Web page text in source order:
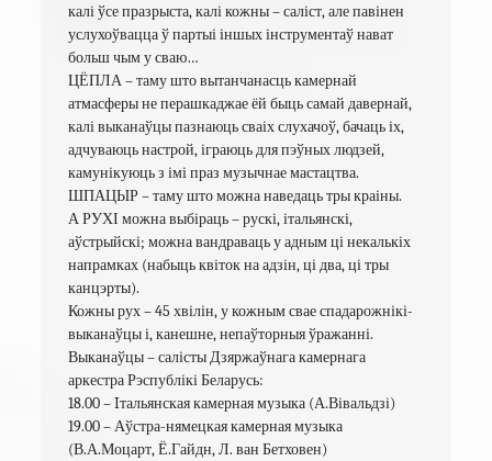
калі ўсе празрыста, калі кожны – саліст, але павінен
услухоўвацца ў партыі іншых інструментаў нават
больш чым у сваю…
ЦЁПЛА – таму што вытанчанасць камернай
атмасферы не перашкаджае ёй быць самай давернай,
калі выканаўцы пазнаюць сваіх слухачоў, бачаць іх,
адчуваюць настрой, іграюць для пэўных людзей,
камунікуюць з імі праз музычнае мастацтва.
ШПАЦЫР – таму што можна наведаць тры краіны.
А РУХІ можна выбіраць – рускі, італьянскі,
аўстрыйскі; можна вандраваць у адным ці некалькіх
напрамках (набыць квіток на адзін, ці два, ці тры
канцэрты).
Кожны рух – 45 хвілін, у кожным свае спадарожнікі-
выканаўцы і, канешне, непаўторныя ўражанні.
Выканаўцы – салісты Дзяржаўнага камернага
аркестра Рэспублікі Беларусь:
18.00 – Iтальянская камерная музыка (А.Вівальдзі)
19.00 – Аўстра-нямецкая камерная музыка
(В.А.Моцарт, Ё.Гайдн, Л. ван Бетховен)